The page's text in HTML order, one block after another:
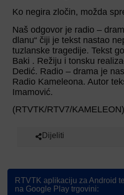
Ko negira zločin, možda
Naš odgovor je radio –
dlanu“ čiji je tekst nastao
tuzlanske tragedije. Tekst
Baki . Režiju i tonsku
Dedić. Radio – drama je
Radio Kameleona. Autor
Imamović.
(RTVTK/RTV7/KAMELEON)
Dijeliti
RTVTK aplikaciju za Android
na Google Play trgovini: